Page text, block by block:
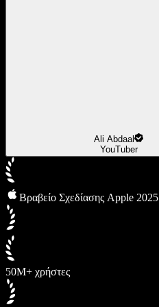
Ali Abdaal
YouTuber
Βραβείο Σχεδίασης Apple 2025
50M+ χρήστες